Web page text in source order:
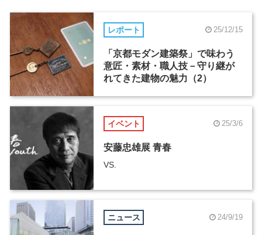
レポート 25/12/15
「京都モダン建築祭」で味わう
意匠・素材・職人技－守り継が
れてきた建物の魅力（2）
イベント 25/3/6
安藤忠雄展 青春
VS.
ニュース 24/9/19